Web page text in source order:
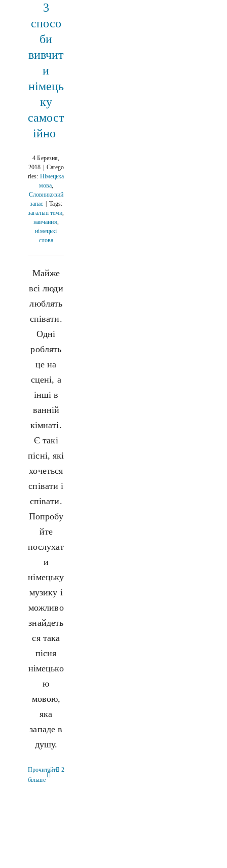
3
спосо
би
вивчит
и
німець
ку
самост
ійно
4 Березня,
2018
Catego
ries: Німецька
мова,
Словниковий
запас
Tags:
загальні теми,
навчання,
німецькі
слова
Майже
всі люди
люблять
співати.
Одні
роблять
це на
сцені, а
інші в
ванній
кімнаті.
Є такі
пісні, які
хочеться
співати і
співати.
Попробу
йте
послухат
и
німецьку
музику і
можливо
знайдеть
ся така
пісня
німецько
ю
мовою,
яка
западе в
душу.
Прочитайте
більше
2